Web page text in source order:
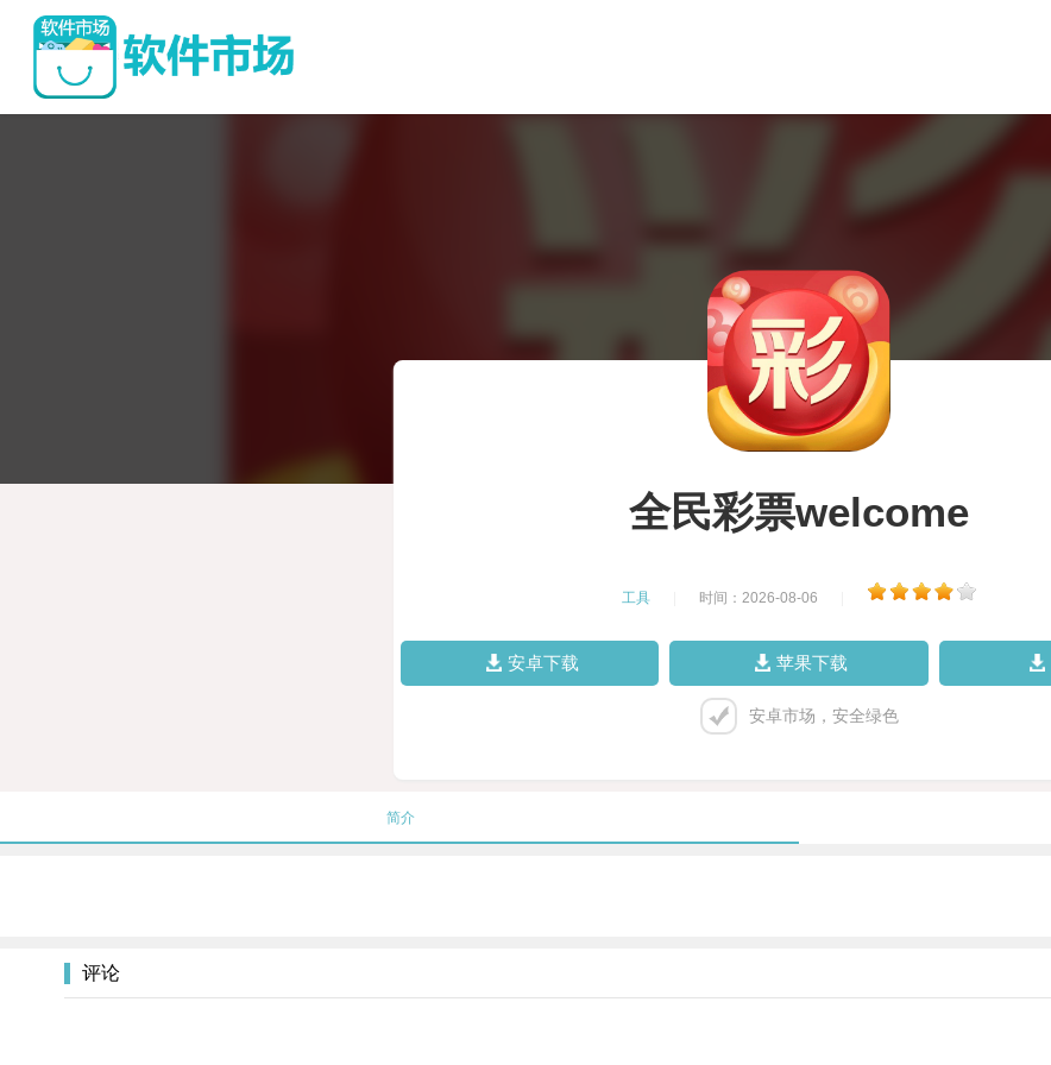
全民彩票welcome
工具 时间：2026-08-06
安卓下载 苹果下载
安卓市场，安全绿色
简介
评论